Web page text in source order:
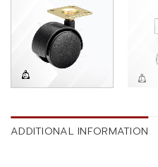
ADDITIONAL INFORMATION